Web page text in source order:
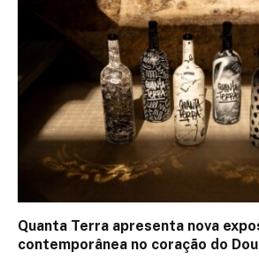
Quanta Terra apresenta nova
contemporânea no coração do